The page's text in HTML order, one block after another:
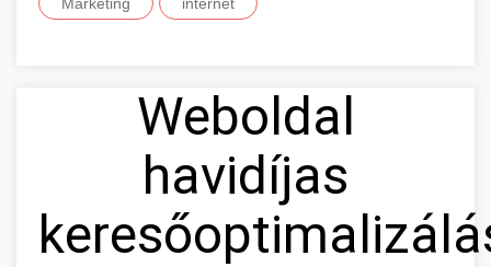
Weboldal
havidíjas